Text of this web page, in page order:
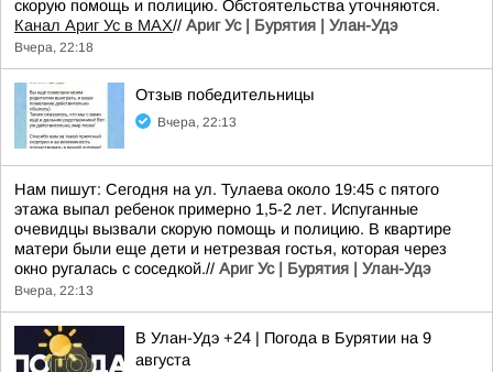
скорую помощь и полицию. Обстоятельства уточняются.
Канал Ариг Ус в MAX// Ариг Ус | Бурятия | Улан-Удэ
Вчера, 22:18
Отзыв победительницы
Вчера, 22:13
Нам пишут: Сегодня на ул. Тулаева около 19:45 с пятого
этажа выпал ребенок примерно 1,5-2 лет. Испуганные
очевидцы вызвали скорую помощь и полицию. В квартире
матери были еще дети и нетрезвая гостья, которая через
окно ругалась с соседкой.// Ариг Ус | Бурятия | Улан-Удэ
Вчера, 22:13
В Улан-Удэ +24 | Погода в Бурятии на 9
августа